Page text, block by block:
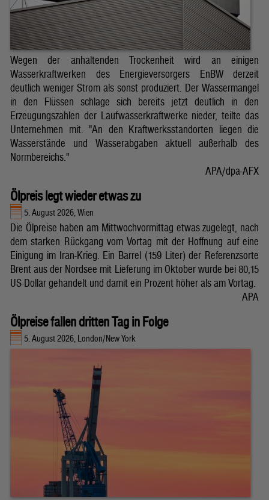
Wegen der anhaltenden Trockenheit wird an einigen
Wasserkraftwerken des Energieversorgers EnBW derzeit
deutlich weniger Strom als sonst produziert. Der Wassermangel
in den Flüssen schlage sich bereits jetzt deutlich in den
Erzeugungszahlen der Laufwasserkraftwerke nieder, teilte das
Unternehmen mit. "An den Kraftwerksstandorten liegen die
Wasserstände und Wasserabgaben aktuell außerhalb des
Normbereichs."
APA/dpa-AFX
Ölpreis legt wieder etwas zu
5. August 2026, Wien
Die Ölpreise haben am Mittwochvormittag etwas zugelegt, nach
dem starken Rückgang vom Vortag mit der Hoffnung auf eine
Einigung im Iran-Krieg. Ein Barrel (159 Liter) der Referenzsorte
Brent aus der Nordsee mit Lieferung im Oktober wurde bei 80,15
US-Dollar gehandelt und damit ein Prozent höher als am Vortag.
APA
Ölpreise fallen dritten Tag in Folge
5. August 2026, London/New York